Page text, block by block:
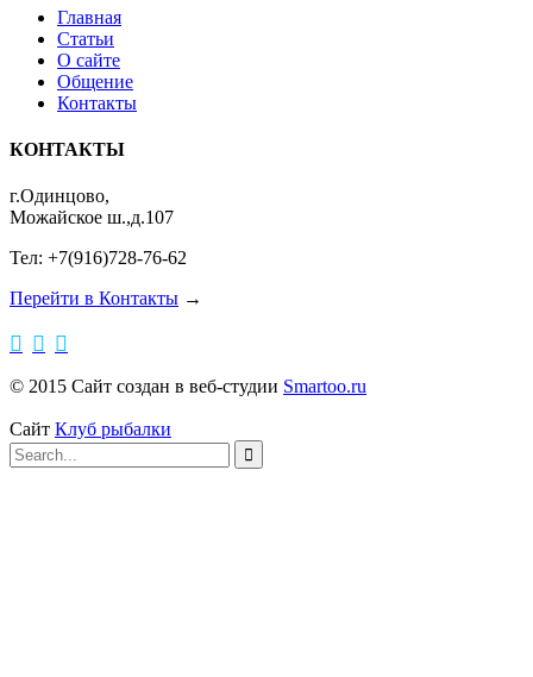
Главная
Статьи
О сайте
Общение
Контакты
КОНТАКТЫ
г.Одинцово,
Можайское ш.,д.107
Тел: +7(916)728-76-62
Перейти в Контакты →
  
© 2015 Сайт создан в веб-студии Smartoo.ru
Сайт Клуб рыбалки
